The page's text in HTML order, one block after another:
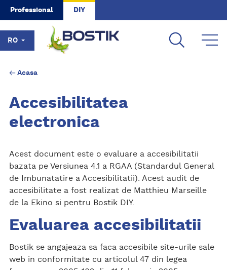
Skip to main content
Professional DIY
RO
Acasa
Accesibilitatea
electronica
Acest document este o evaluare a accesibilitatii
bazata pe Versiunea 4.1 a RGAA (Standardul General
de Imbunatatire a Accesibilitatii). Acest audit de
accesibilitate a fost realizat de Matthieu Marseille
de la Ekino si pentru Bostik DIY.
Evaluarea accesibilitatii
Bostik se angajeaza sa faca accesibile site-urile sale
web in conformitate cu articolul 47 din legea